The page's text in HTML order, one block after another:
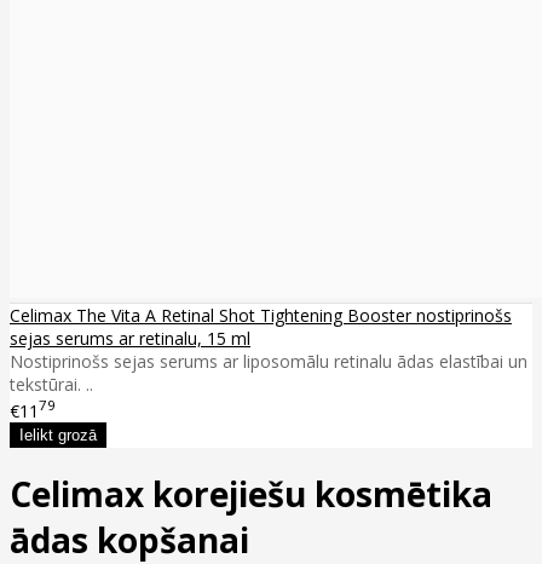
Celimax The Vita A Retinal Shot Tightening Booster nostiprinošs
sejas serums ar retinalu, 15 ml
Nostiprinošs sejas serums ar liposomālu retinalu ādas elastībai un
tekstūrai. ..
€11 79
Celimax korejiešu kosmētika
ādas kopšanai